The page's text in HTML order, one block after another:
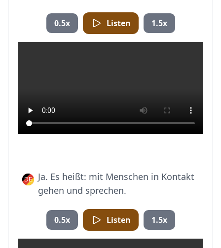
0.5x Listen 1.5x
Ja. Es heißt: mit Menschen in Kontakt
gehen und sprechen.
0.5x Listen 1.5x